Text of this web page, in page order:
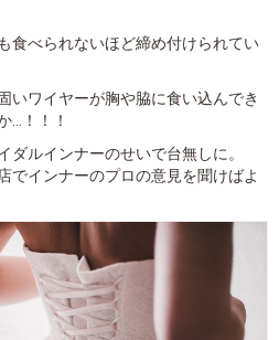
食べられないほど締め付けられてい
いワイヤーが胸や脇に食い込んでき
…！！！
ダルインナーのせいで台無しに。
でインナーのプロの意見を聞けばよ